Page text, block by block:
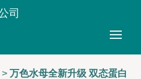
司
> 万色水母全新升级 双态蛋白